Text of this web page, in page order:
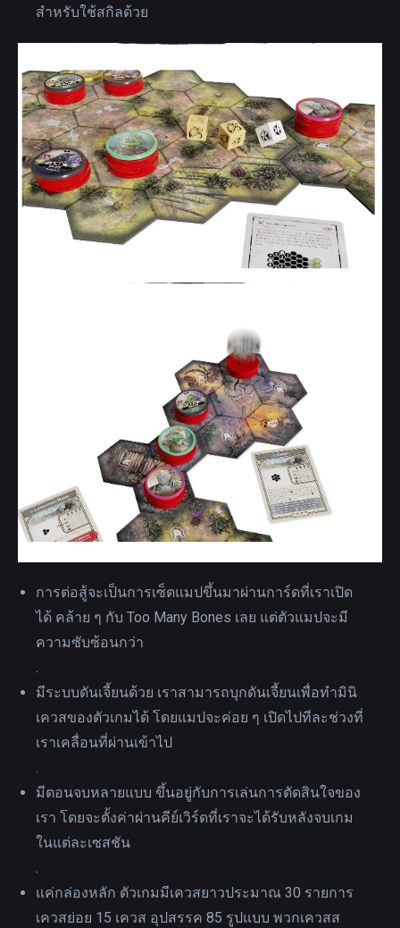
สำหรับใช้สกิลด้วย
การต่อสู้จะเป็นการเซ็ตแมปขึ้นมาผ่านการ์ดที่เราเปิด
ได้ คล้าย ๆ กับ Too Many Bones เลย แต่ตัวแมปจะมี
ความซับซ้อนกว่า
.
มีระบบดันเจี้ยนด้วย เราสามารถบุกดันเจี้ยนเพื่อทำมินิ
เควสของตัวเกมได้ โดยแมปจะค่อย ๆ เปิดไปทีละช่วงที่
เราเคลื่อนที่ผ่านเข้าไป
.
มีตอนจบหลายแบบ ขึ้นอยู่กับการเล่นการตัดสินใจของ
เรา โดยจะตั้งค่าผ่านคีย์เวิร์ดที่เราจะได้รับหลังจบเกม
ในแต่ละเซสชัน
.
แค่กล่องหลัก ตัวเกมมีเควสยาวประมาณ 30 รายการ
เควสย่อย 15 เควส อุปสรรค 85 รูปแบบ พวกเควสส